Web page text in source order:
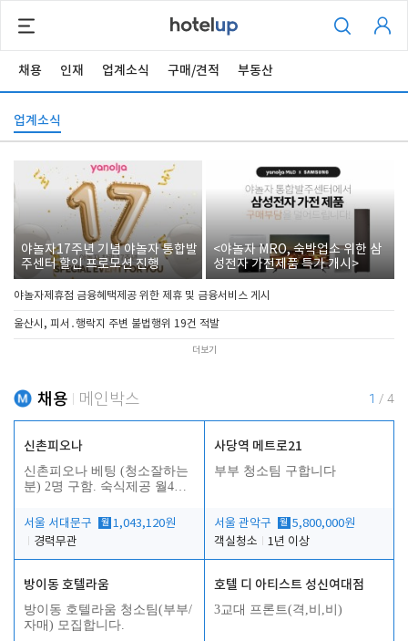
채용 인재 업계소식 구매/견적 부동산
업계소식
야놀자17주년 기념 야놀자 통합발
주센터 할인 프로모션 진행
<야놀자 MRO, 숙박업소 위한 삼
성전자 가전제품 특가 개시>
야놀자제휴점 금융혜택제공 위한 제휴 및 금융서비스 게시
울산시, 피서․행락지 주변 불법행위 19건 적발
더보기
채용 메인박스 1 / 4
신촌피오나
신촌피오나 베팅 (청소잘하는
분) 2명 구함. 숙식제공 월4회
서울 서대문구
월 1,043,120원
경력무관
사당역 메트로21
부부 청소팀 구합니다
서울 관악구 월 5,800,000원
객실청소
1년 이상
방이동 호텔라움
방이동 호텔라움 청소팀(부부/
자매) 모집합니다.
호텔 디 아티스트 성신여대점
3교대 프론트(격,비,비)